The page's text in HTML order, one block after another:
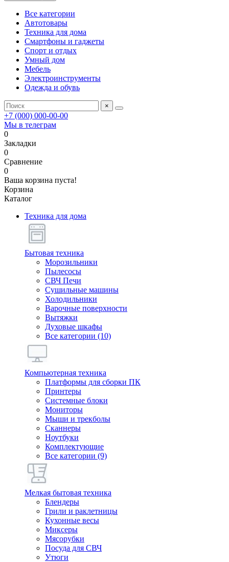
Все категории
Автотовары
Техника для дома
Смартфоны и гаджеты
Спорт и отдых
Умный дом
Мебель
Электроинструменты
Одежда и обувь
×
+7 (000) 000-00-00
Мы в телеграм
0
Закладки
0
Сравнение
0
Ваша корзина пуста!
Корзина
Каталог
Техника для дома
Бытовая техника
Морозильники
Пылесосы
СВЧ Печи
Сушильные машины
Холодильники
Варочные поверхности
Вытяжки
Духовые шкафы
Все категории (10)
Компьютерная техника
Платформы для сборки ПК
Принтеры
Системные блоки
Мониторы
Мыши и трекболы
Сканнеры
Ноутбуки
Комплектующие
Все категории (9)
Мелкая бытовая техника
Блендеры
Грили и раклетницы
Кухонные весы
Миксеры
Мясорубки
Посуда для СВЧ
Утюги